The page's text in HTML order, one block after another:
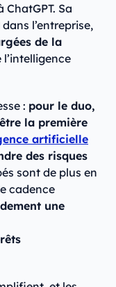
Sa
l’entreprise,
de la
l’intelligence
: pour le duo,
la première
artificielle
des risques
sont de plus en
cadence
une